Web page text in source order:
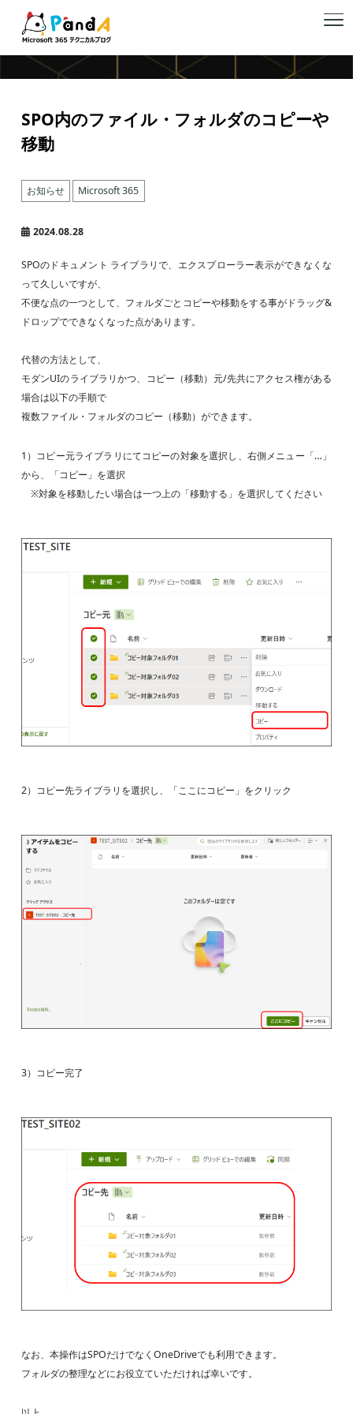
お知らせ Microsoft 365
SPO内のファイル・フォルダのコピーや
移動
お知らせ Microsoft 365
2024.08.28
SPOのドキュメント ライブラリで、エクスプローラー表示ができなくな
って久しいですが、
不便な点の一つとして、フォルダごとコピーや移動をする事がドラッグ&
ドロップでできなくなった点があります。
代替の方法として、
モダンUIのライブラリかつ、コピー（移動）元/先共にアクセス権がある
場合は以下の手順で
複数ファイル・フォルダのコピー（移動）ができます。
1）コピー元ライブラリにてコピーの対象を選択し、右側メニュー「…」
から、「コピー」を選択
※対象を移動したい場合は一つ上の「移動する」を選択してください
2）コピー先ライブラリを選択し、「ここにコピー」をクリック
3）コピー完了
なお、本操作はSPOだけでなくOneDriveでも利用できます。
フォルダの整理などにお役立ていただければ幸いです。